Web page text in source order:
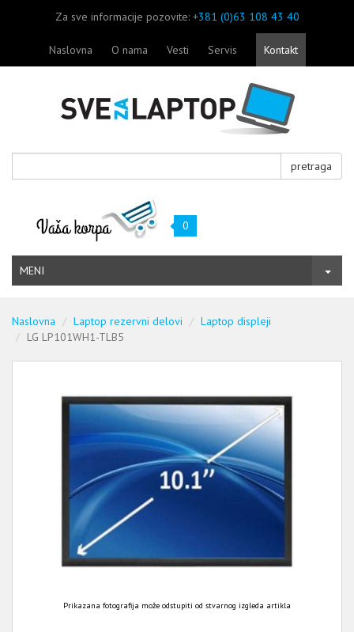
Za sve informacije pozovite: +381 (0)63 108 43 40
Naslovna O nama Vesti Servis Kontakt
pretraga
0
MENI
Naslovna Laptop rezervni delovi
Laptop displeji
LG LP101WH1-TLB5
Prikazana fotografija može odstupiti od stvarnog izgleda artikla